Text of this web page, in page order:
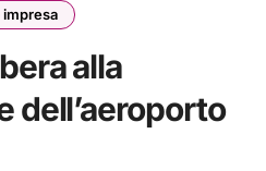
impresa
alla
dell’aeroporto